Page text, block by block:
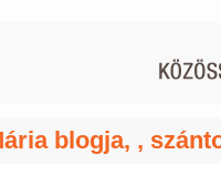
blogja, ,